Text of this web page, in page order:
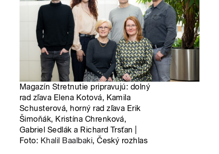
Magazín Stretnutie pripravujú: dolný
rad zľava Elena Kotová, Kamila
Schusterová, horný rad zľava Erik
Šimoňák, Kristína Chrenková,
Gabriel Sedlák a Richard Trsťan |
Foto: Khalil Baalbaki, Český rozhlas